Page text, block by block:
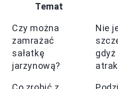
Temat
Czy można
zamrażać
sałatkę
jarzynową?
Nie